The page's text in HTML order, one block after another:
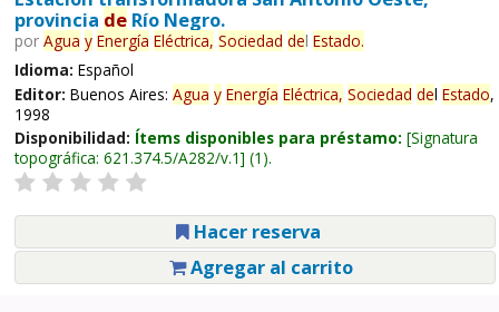
provincia deRío Negro.
por Agua y Energía Eléctrica, Sociedad del Estado.
Idioma: Español
Editor: Buenos Aires: Agua y Energía Eléctrica, Sociedad del Estado,
1998
Disponibilidad: Ítems disponibles para préstamo: Signatura
topográfica: 621.374.5/A282/v.1 (1).
Hacer reserva
Agregar al carrito